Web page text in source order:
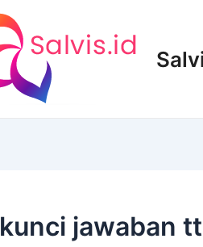
kunci jawaban